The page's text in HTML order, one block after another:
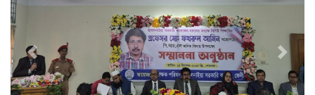
Previous Next